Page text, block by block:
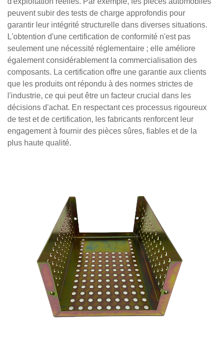
peuvent subir des tests de charge approfondis pour
garantir leur intégrité structurelle dans diverses situations.
L'obtention d'une certification de conformité n'est pas
seulement une nécessité réglementaire ; elle améliore
également considérablement la commercialisation des
composants. La certification offre une garantie aux clients
que les produits ont répondu à des normes strictes de
l'industrie, ce qui peut être un facteur crucial dans les
décisions d'achat. En respectant ces processus rigoureux
de test et de certification, les fabricants renforcent leur
engagement à fournir des pièces sûres, fiables et de la
plus haute qualité.